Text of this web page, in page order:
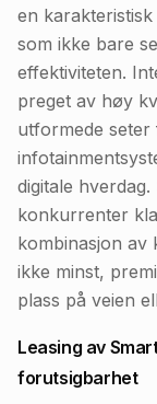
en
som ikke bare
effektiviteten.
preget av høy
utformede
digitale
konkurrenter
kombinasjon av
ikke minst,
plass på veien
Leasing av
forutsigbarhet